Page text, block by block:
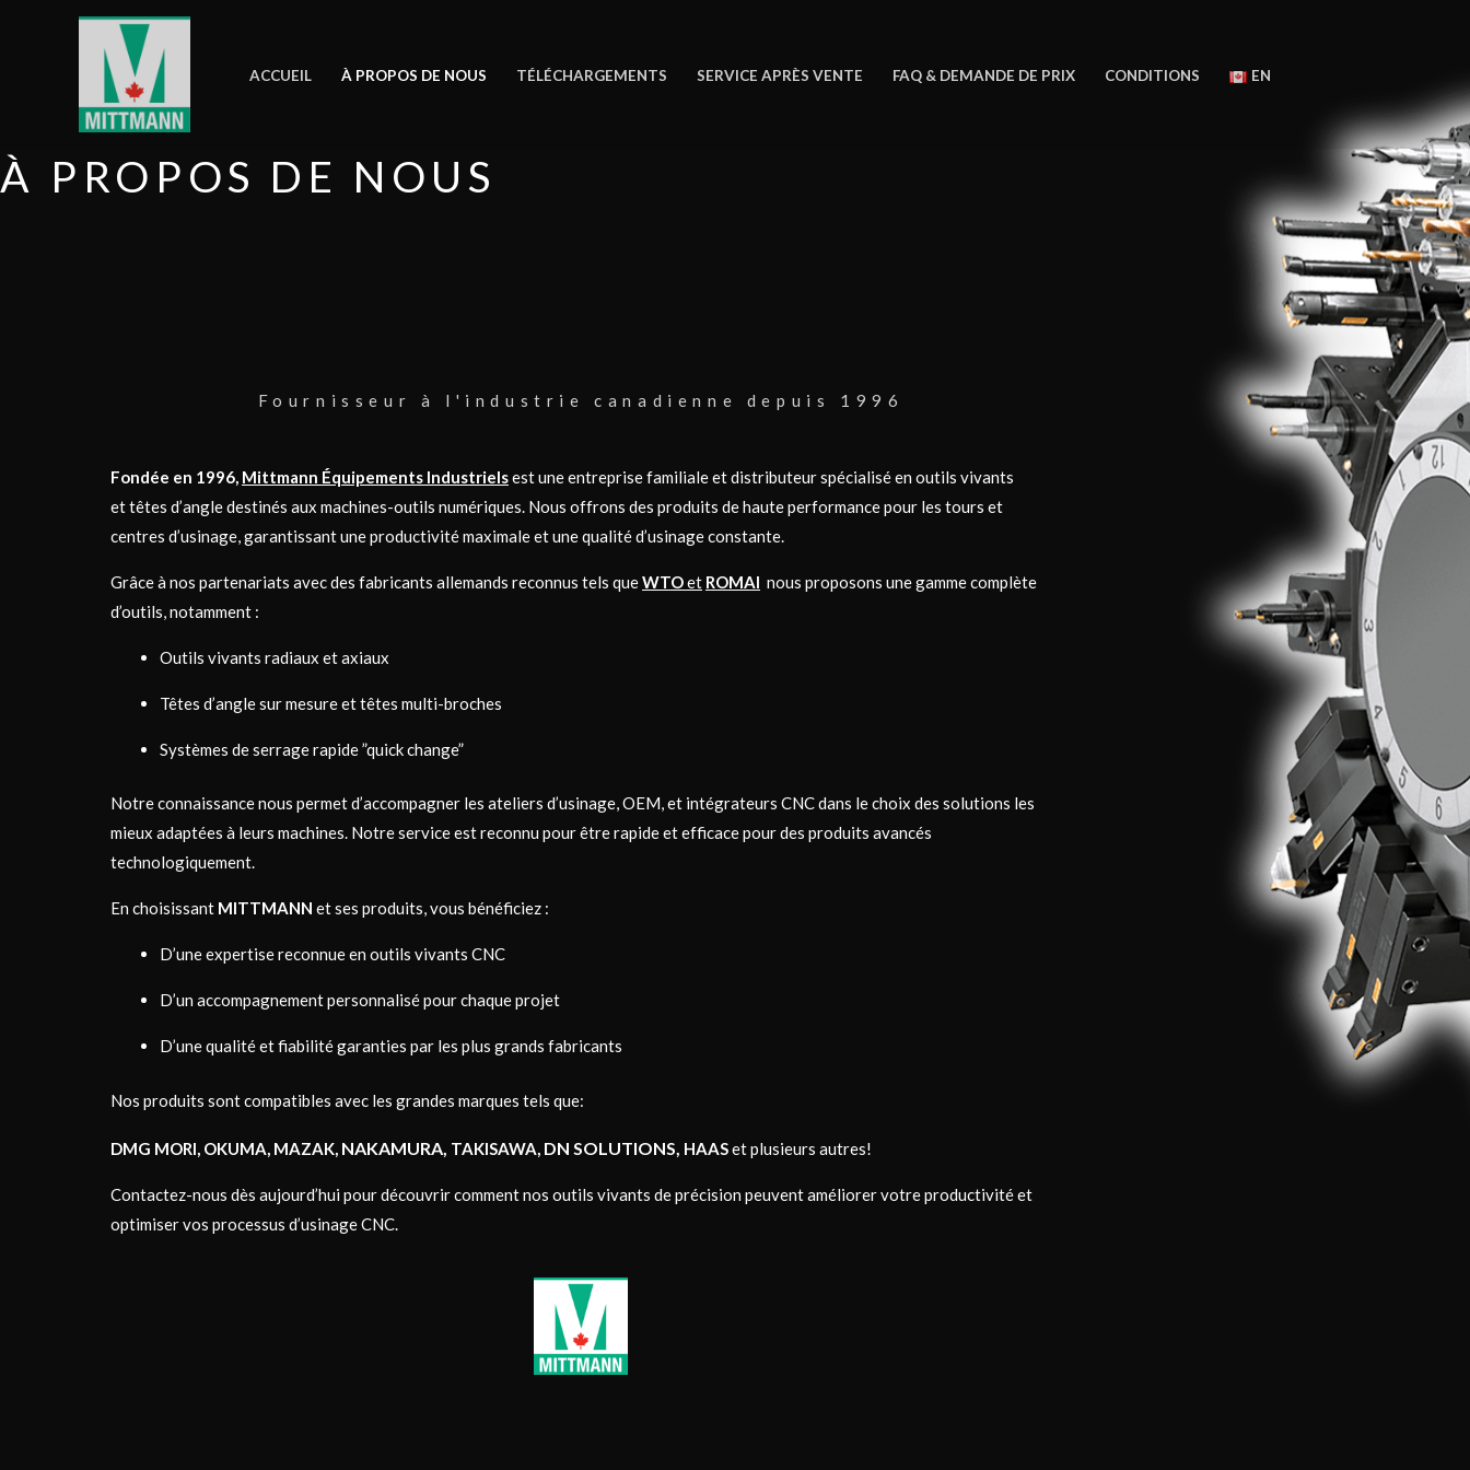
ACCUEIL À PROPOS DE NOUS TÉLÉCHARGEMENTS SERVICE APRÈS VENTE FAQ & DEMANDE DE PRIX CONDITIONS EN
À PROPOS DE NOUS
Fournisseur à l'industrie canadienne depuis 1996
Fondée en 1996, Mittmann Équipements Industrielsest une entreprise familiale et distributeur spécialisé en outils vivants
ettêtes d’angle destinés aux machines-outils numériques. Nous offrons des produits de haute performance pour les tours et
centres d’usinage, garantissant une productivité maximale et une qualité d’usinage constante.
Grâce à nos partenariats avec des fabricants allemands reconnus tels queWTOet ROMAI nous proposons une gamme complète
d’outils, notamment :
Outils vivants radiaux et axiaux
Têtes d’angle sur mesure et têtes multi-broches
Systèmes de serrage rapide ”quick change”
Notre connaissance nous permet d’accompagner les ateliers d’usinage, OEM, et intégrateurs CNC dans le choix des solutions les
mieux adaptées à leurs machines. Notre service est reconnu pour être rapide et efficace pour des produits avancés
technologiquement.
En choisissant MITTMANN et ses produits, vous bénéficiez :
D’une expertise reconnue en outils vivants CNC
D’un accompagnement personnalisé pour chaque projet
D’une qualité et fiabilité garanties par les plus grands fabricants
Nos produits sont compatibles avec les grandes marques tels que:
DMG MORI, OKUMA, MAZAK, NAKAMURA, TAKISAWA, DN SOLUTIONS, HAASet plusieurs autres!
Contactez-nous dès aujourd’hui pour découvrir comment nos outils vivants de précision peuvent améliorer votre productivité et
optimiser vos processus d’usinage CNC.